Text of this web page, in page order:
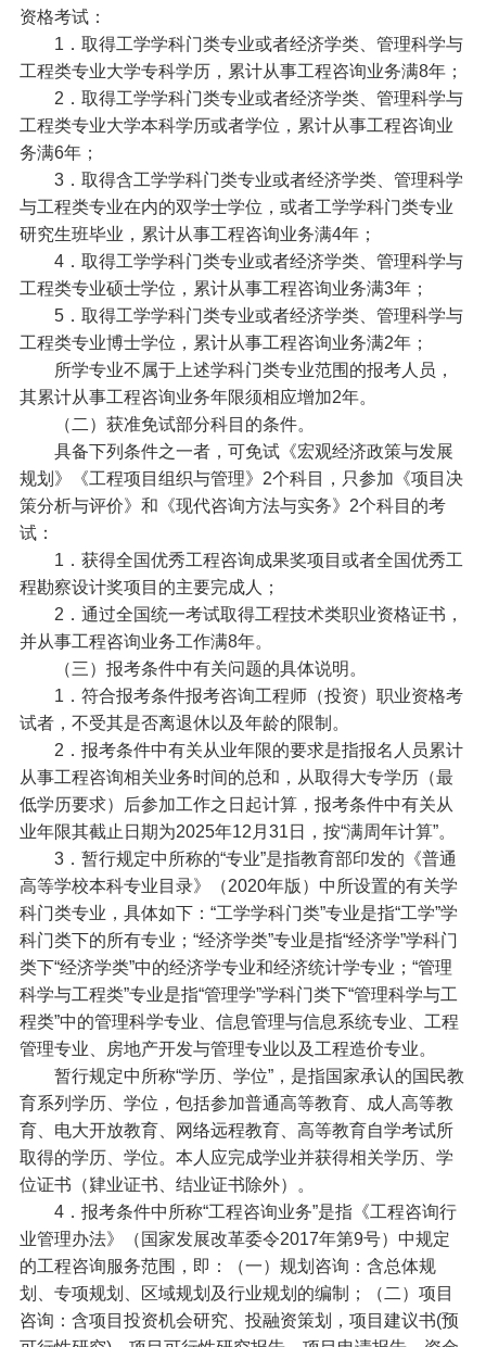
资格考试：
1．取得工学学科门类专业或者经济学类、管理科学与
工程类专业大学专科学历，累计从事工程咨询业务满8年；
2．取得工学学科门类专业或者经济学类、管理科学与
工程类专业大学本科学历或者学位，累计从事工程咨询业
务满6年；
3．取得含工学学科门类专业或者经济学类、管理科学
与工程类专业在内的双学士学位，或者工学学科门类专业
研究生班毕业，累计从事工程咨询业务满4年；
4．取得工学学科门类专业或者经济学类、管理科学与
工程类专业硕士学位，累计从事工程咨询业务满3年；
5．取得工学学科门类专业或者经济学类、管理科学与
工程类专业博士学位，累计从事工程咨询业务满2年；
所学专业不属于上述学科门类专业范围的报考人员，
其累计从事工程咨询业务年限须相应增加2年。
（二）获准免试部分科目的条件。
具备下列条件之一者，可免试《宏观经济政策与发展
规划》《工程项目组织与管理》2个科目，只参加《项目决
策分析与评价》和《现代咨询方法与实务》2个科目的考
试：
1．获得全国优秀工程咨询成果奖项目或者全国优秀工
程勘察设计奖项目的主要完成人；
2．通过全国统一考试取得工程技术类职业资格证书，
并从事工程咨询业务工作满8年。
（三）报考条件中有关问题的具体说明。
1．符合报考条件报考咨询工程师（投资）职业资格考
试者，不受其是否离退休以及年龄的限制。
2．报考条件中有关从业年限的要求是指报名人员累计
从事工程咨询相关业务时间的总和，从取得大专学历（最
低学历要求）后参加工作之日起计算，报考条件中有关从
业年限其截止日期为2025年12月31日，按“满周年计算”。
3．暂行规定中所称的“专业”是指教育部印发的《普通
高等学校本科专业目录》（2020年版）中所设置的有关学
科门类专业，具体如下：“工学学科门类”专业是指“工学”学
科门类下的所有专业；“经济学类”专业是指“经济学”学科门
类下“经济学类”中的经济学专业和经济统计学专业；“管理
科学与工程类”专业是指“管理学”学科门类下“管理科学与工
程类”中的管理科学专业、信息管理与信息系统专业、工程
管理专业、房地产开发与管理专业以及工程造价专业。
暂行规定中所称“学历、学位”，是指国家承认的国民教
育系列学历、学位，包括参加普通高等教育、成人高等教
育、电大开放教育、网络远程教育、高等教育自学考试所
取得的学历、学位。本人应完成学业并获得相关学历、学
位证书（肄业证书、结业证书除外）。
4．报考条件中所称“工程咨询业务”是指《工程咨询行
业管理办法》（国家发展改革委令2017年第9号）中规定
的工程咨询服务范围，即：（一）规划咨询：含总体规
划、专项规划、区域规划及行业规划的编制；（二）项目
咨询：含项目投资机会研究、投融资策划，项目建议书(预